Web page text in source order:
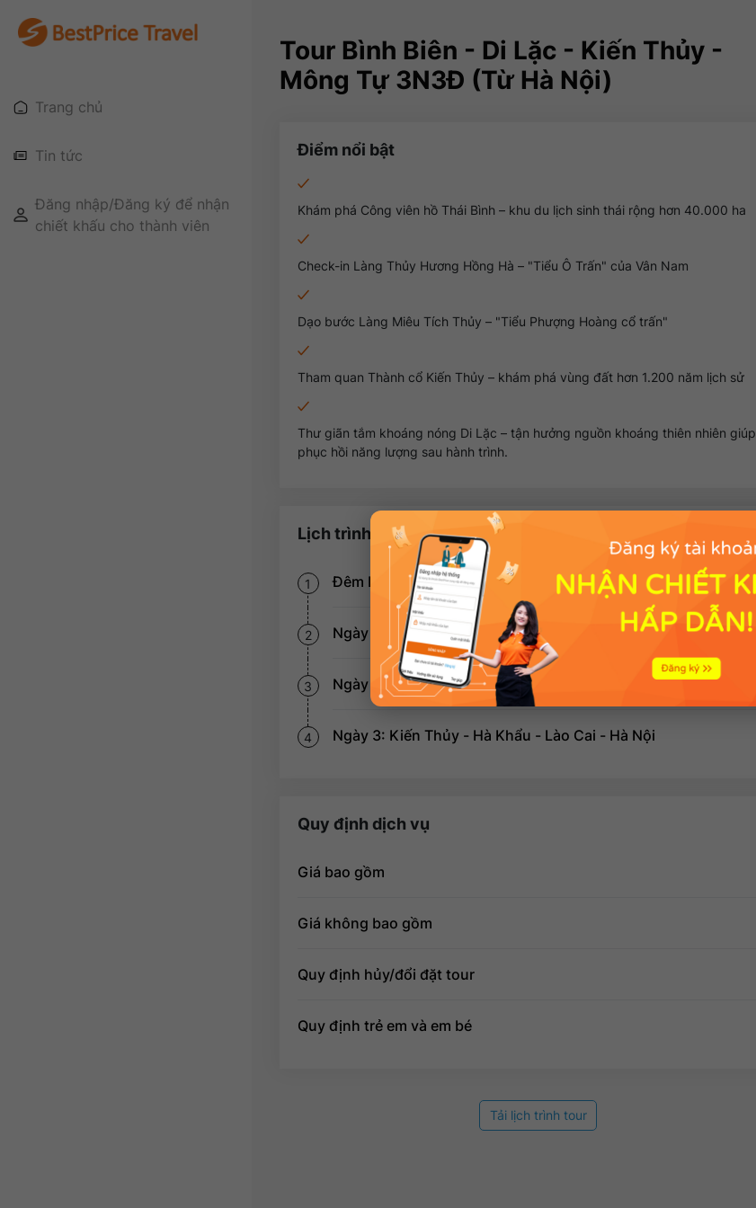
Trang chủ
Tin tức
Đăng nhập/Đăng ký để nhận
chiết khấu cho thành viên
Tour Bình Biên - Di Lặc - Kiến Thủy -
Mông Tự 3N3Đ (Từ Hà Nội)
Điểm nổi bật
Khám phá Công viên hồ Thái Bình – khu du lịch sinh thái rộng hơn 40.000 ha
Check-in Làng Thủy Hương Hồng Hà – "Tiểu Ô Trấn" của Vân Nam
Dạo bước Làng Miêu Tích Thủy – "Tiểu Phượng Hoàng cổ trấn"
Tham quan Thành cổ Kiến Thủy – khám phá vùng đất hơn 1.200 năm lịch sử
Thư giãn tắm khoáng nóng Di Lặc – tận hưởng nguồn khoáng thiên nhiên giúp
phục hồi năng lượng sau hành trình.
Lịch trình tour
1 Đêm Ngày 01: Hà Nội - Hà Khẩu
2 Ngày 1: Hà Khẩu - Bình Biên - Di Lặc
3 Ngày 2: Di Lặc - Mông Tự - Kiến Thủy
4 Ngày 3: Kiến Thủy - Hà Khẩu - Lào Cai - Hà Nội
Quy định dịch vụ
Giá bao gồm
Giá không bao gồm
Quy định hủy/đổi đặt tour
Quy định trẻ em và em bé
Tải lịch trình tour